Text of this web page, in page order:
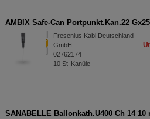
AMBIX Safe-Can Portpunkt.Kan.22
Fresenius Kabi Deutschland
GmbH
02762174
10 St Kanüle
SANABELLE Ballonkath.U400 Ch 14